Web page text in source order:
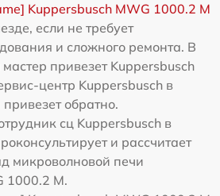
Kuppersbusch MWG 1000.2 M
если не требует
и сложного ремонта. В
привезет Kuppersbusch
центр Kuppersbusch в
обратно.
сц Kuppersbusch в
и рассчитает
микроволновой печи
1000.2 M.